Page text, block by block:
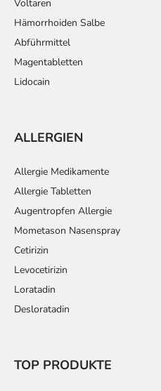
Voltaren
Hämorrhoiden Salbe
Abführmittel
Magentabletten
Lidocain
ALLERGIEN
Allergie Medikamente
Allergie Tabletten
Augentropfen Allergie
Mometason Nasenspray
Cetirizin
Levocetirizin
Loratadin
Desloratadin
TOP PRODUKTE